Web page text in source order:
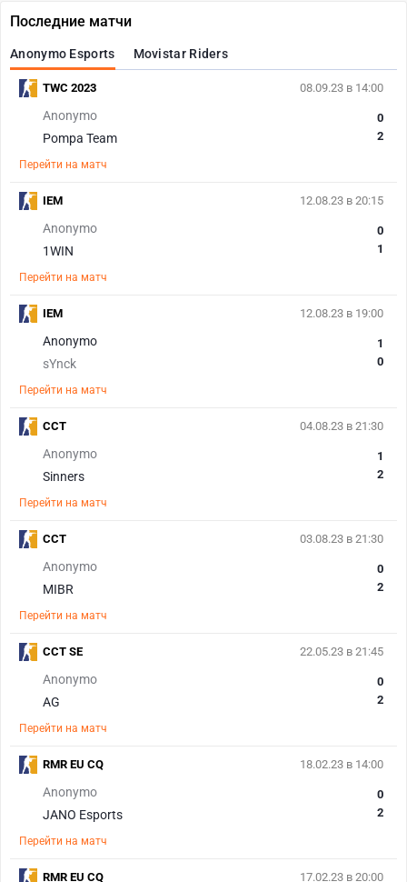
Последние матчи
Anonymo Esports Movistar Riders
08.09.23 в 14:00
Anonymo
Pompa Team
0
2
Перейти на матч
TWC 2023
12.08.23 в 20:15
Anonymo
1WIN
0
1
Перейти на матч
IEM
12.08.23 в 19:00
Anonymo
sYnck
1
0
Перейти на матч
IEM
04.08.23 в 21:30
Anonymo
Sinners
1
2
Перейти на матч
CCT
03.08.23 в 21:30
Anonymo
MIBR
0
2
Перейти на матч
CCT
22.05.23 в 21:45
Anonymo
AG
0
2
Перейти на матч
CCT SE
18.02.23 в 14:00
Anonymo
JANO Esports
0
2
Перейти на матч
RMR EU CQ
17.02.23 в 20:00
RMR EU CQ